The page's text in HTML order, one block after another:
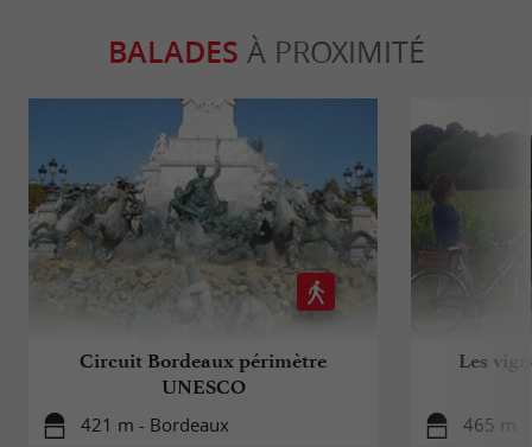
BALADES À PROXIMITÉ
Circuit Bordeaux périmètre
UNESCO
421 m - Bordeaux
Les
465 m -